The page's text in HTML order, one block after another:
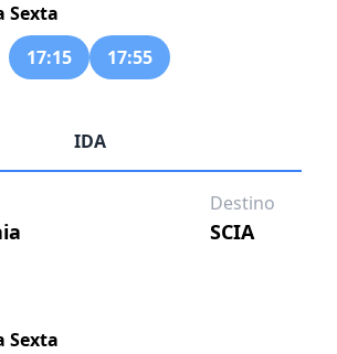
Sexta
17:15
17:55
IDA
Destino
SCIA
Sexta